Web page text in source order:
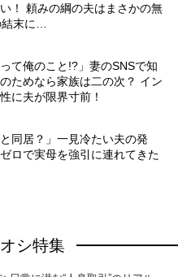
！ 頼みの綱の夫はまさかの無
末に…
て俺のこと!?」妻のSNSで知
ためなら家族は二の次？ イン
に夫が限界寸前！
同居？」一見冷たい夫の発
ロで実母を強引に連れてきた
シ特集